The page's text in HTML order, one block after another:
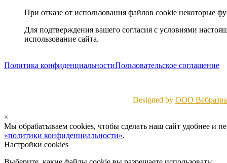
При отказе от использования файлов cookie некоторые
Для подтверждения вашего согласия с условиями
использование сайта.
Политика конфиденциальностиПользовательское соглашение
Designed by ООО
×
Мы обрабатываем cookies, чтобы сделать наш сайт удобнее и
«политики конфиденциальности».
Настройки cookies